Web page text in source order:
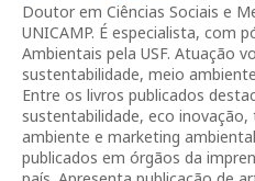
Doutor em Ciências Sociais e
UNICAMP. É especialista, com
Ambientais pela USF. Atuação
sustentabilidade, meio
Entre os livros publicados
sustentabilidade, eco
ambiente e marketing
publicados em órgãos da